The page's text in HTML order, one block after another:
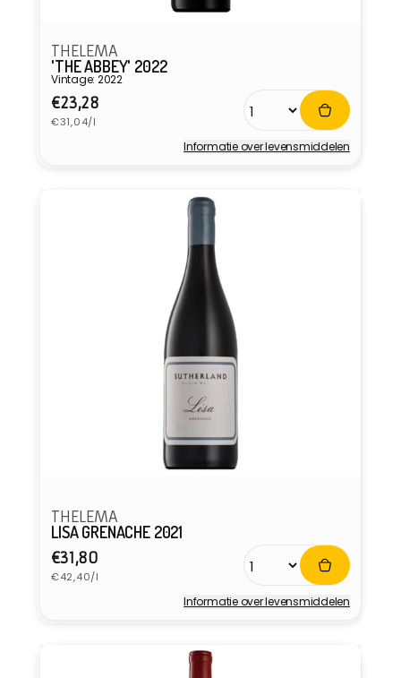
THELEMA
'THE ABBEY' 2022
Vintage: 2022
Normale
prijs
€23,28
Eenheidsprijs
€31,04/l
Informatie over levensmiddelen
THELEMA
LISA GRENACHE 2021
Normale
prijs
€31,80
Eenheidsprijs
€42,40/l
Informatie over levensmiddelen